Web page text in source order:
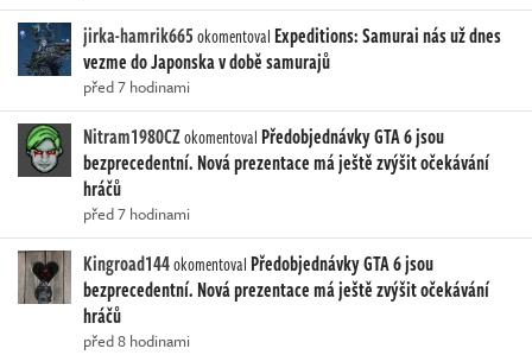
jirka-hamrik665okomentoval Expeditions: Samurai nás už dnes
vezme do Japonska v době samurajů
před 7 hodinami
Nitram1980CZokomentoval Předobjednávky GTA 6 jsou
bezprecedentní. Nová prezentace má ještě zvýšit očekávání
hráčů
před 7 hodinami
Kingroad144okomentoval Předobjednávky GTA 6 jsou
bezprecedentní. Nová prezentace má ještě zvýšit očekávání
hráčů
před 8 hodinami